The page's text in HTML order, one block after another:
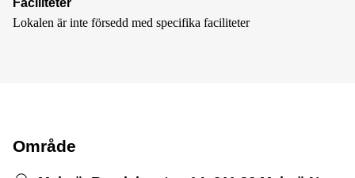
Lokalen är inte försedd med specifika faciliteter
Område